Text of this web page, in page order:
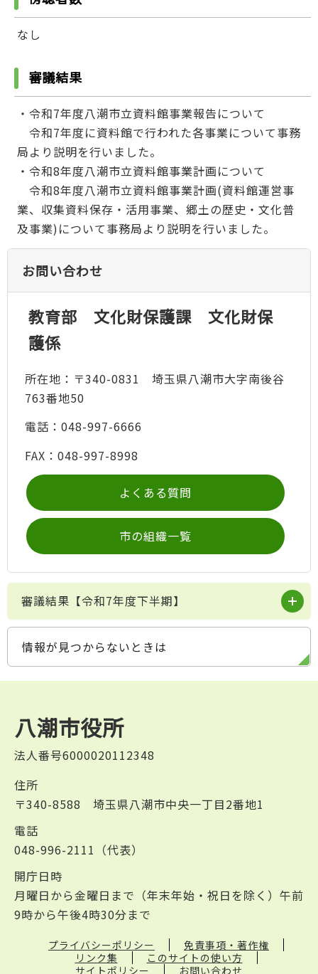
なし
審議結果
・令和7年度八潮市立資料館事業報告について
令和7年度に資料館で行われた各事業について事務
局より説明を行いました。
・令和8年度八潮市立資料館事業計画について
令和8年度八潮市立資料館事業計画(資料館運営事
業、収集資料保存・活用事業、郷土の歴史・文化普
及事業)について事務局より説明を行いました。
お問い合わせ
教育部 文化財保護課 文化財保
護係
所在地：〒340-0831 埼玉県八潮市大字南後谷
763番地50
電話：048-997-6666
FAX：048-997-8998
よくある質問
市の組織一覧
審議結果【令和7年度下半期】
情報が見つからないときは
八潮市役所
法人番号6000020112348
住所
〒340-8588 埼玉県八潮市中央一丁目2番地1
電話
048-996-2111（代表）
開庁日時
月曜日から金曜日まで（年末年始・祝日を除く）午前
9時から午後4時30分まで
プライバシーポリシー
免責事項・著作権
リンク集
このサイトの使い方
サイトポリシー
お問い合わせ